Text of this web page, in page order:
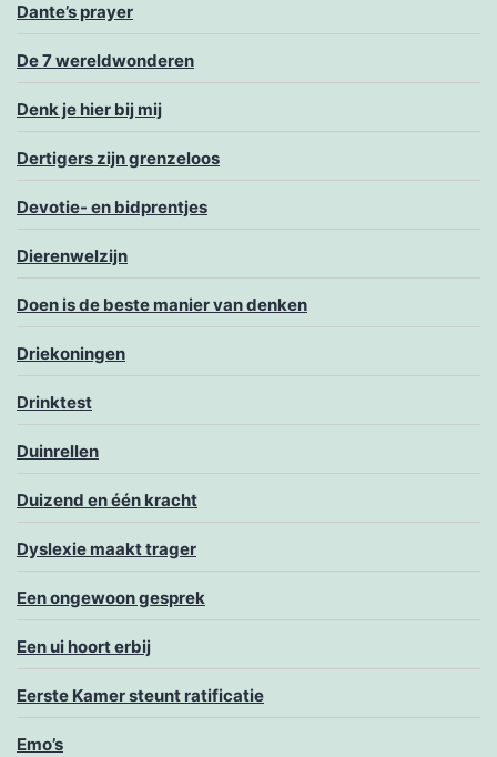
Dante’s prayer
De 7 wereldwonderen
Denk je hier bij mij
Dertigers zijn grenzeloos
Devotie- en bidprentjes
Dierenwelzijn
Doen is de beste manier van denken
Driekoningen
Drinktest
Duinrellen
Duizend en één kracht
Dyslexie maakt trager
Een ongewoon gesprek
Een ui hoort erbij
Eerste Kamer steunt ratificatie
Emo’s